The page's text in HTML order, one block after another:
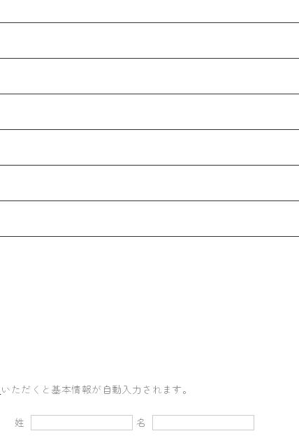
いただくと基本情報が自動入力されます。
姓
名